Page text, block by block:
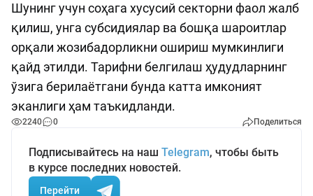
Шунинг учун соҳага хусусий секторни фаол жалб
қилиш, унга субсидиялар ва бошқа шароитлар
орқали жозибадорликни ошириш мумкинлиги
қайд этилди. Тарифни белгилаш ҳудудларнинг
ўзига берилаётгани бунда катта имконият
эканлиги ҳам таъкидланди.
2240 0 Поделиться
Подписывайтесь на наш Telegram, чтобы быть
в курсе последних новостей.
Перейти